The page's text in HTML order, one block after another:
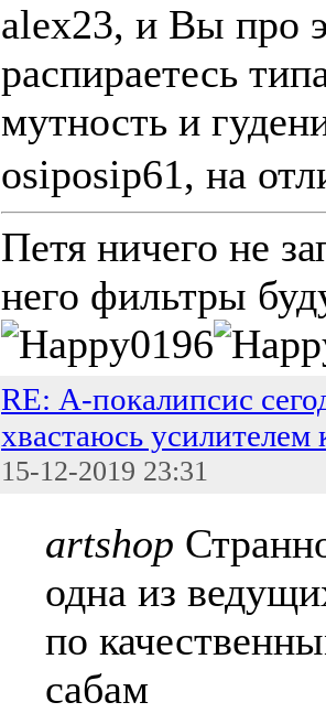
alex23, и Вы про
распираетесь
мутность и
osiposip61, на
Петя ничего не
него фильтры
RE: А-покалипсис
хвастаюсь усилителем
15-12-2019 23:31
artshop
одна из
по
сабам